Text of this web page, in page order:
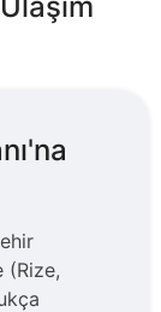
(Rize,